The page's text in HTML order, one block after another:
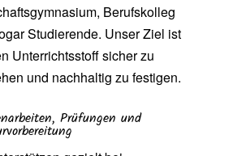
Berufskolleg
Studierende. Unser Ziel ist
Unterrichtsstoff sicher zu
und nachhaltig zu festigen.
Prüfungen und